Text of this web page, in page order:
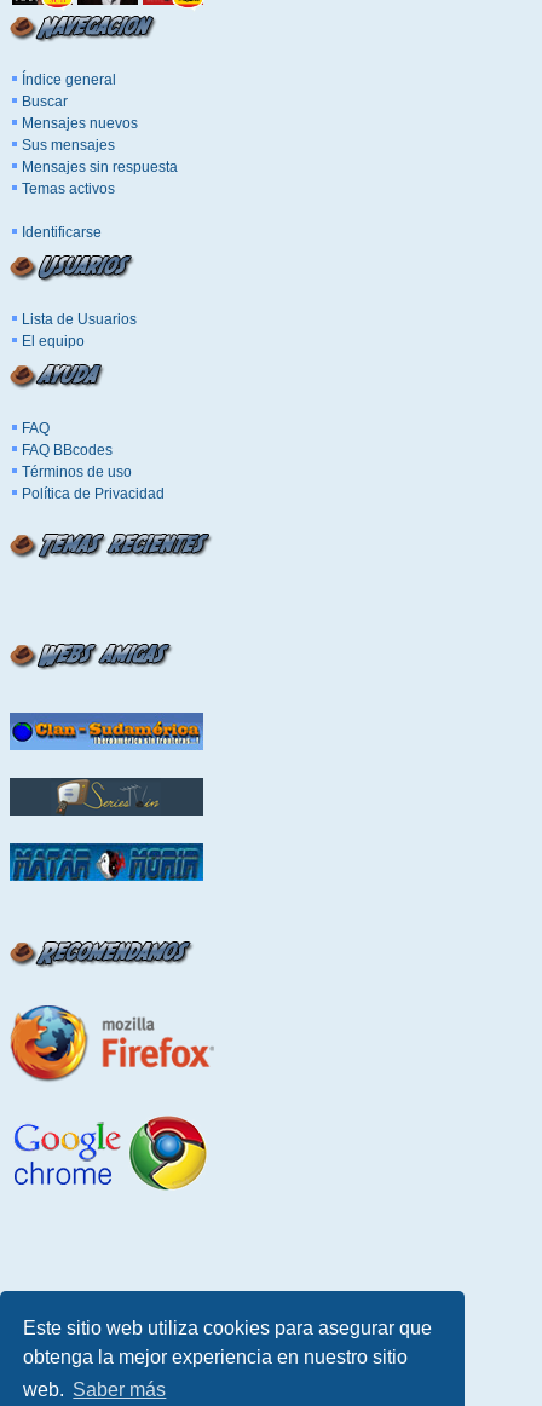
Este sitio web utiliza cookies para asegurar que
obtenga la mejor experiencia en nuestro sitio
web. Saber más
Índice general
Buscar
Mensajes nuevos
Sus mensajes
Mensajes sin respuesta
Temas activos
Identificarse
Lista de Usuarios
El equipo
FAQ
FAQ BBcodes
Términos de uso
Política de Privacidad